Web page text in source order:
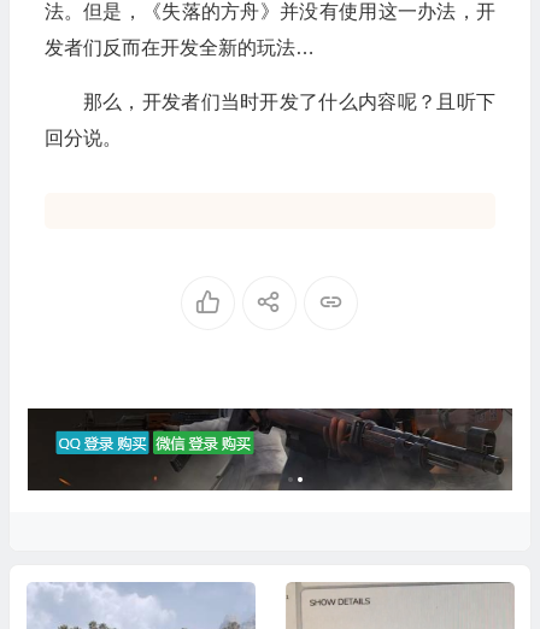
法。但是，《失落的方舟》并没有使用这一办法，开
发者们反而在开发全新的玩法…
那么，开发者们当时开发了什么内容呢？且听下
回分说。